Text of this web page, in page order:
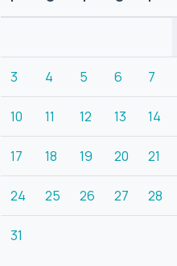
3 4 5 6 7
10 11 12 13 14
17 18 19 20 21
24 25 26 27 28
31